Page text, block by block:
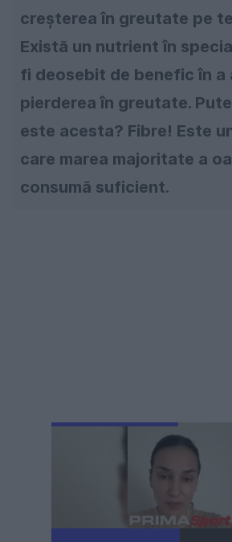
creșterea în greutate pe
Există un nutrient în
fi deosebit de benefic în a
pierderea în greutate.
este acesta? Fibre! Este
care marea majoritate a
consumă suficient.